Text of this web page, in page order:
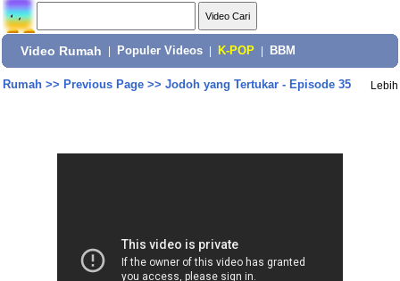
Video Rumah Populer Videos K-POP BBM
Rumah>> Previous Page>> Jodoh yang Tertukar - Episode 35 Lebih